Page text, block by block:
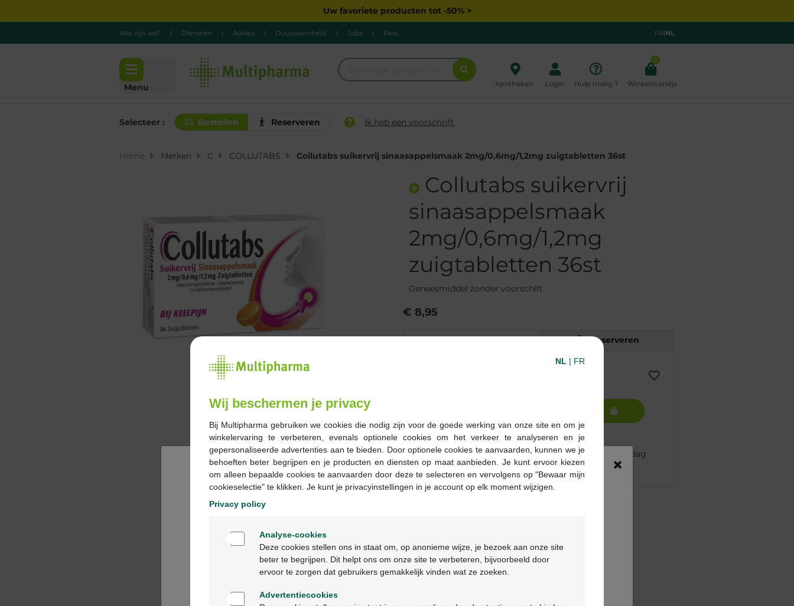
Uw favoriete producten tot -50% >
Wie zijn we? | Diensten | Advies | Duurzaamheid | Jobs | Pers FR|NL
Menu Apotheken Login Hulp nodig ?
0
Winkelmandje
Selecteer : Bestellen Reserveren Ik heb een voorschrift
Home Merken C COLLUTABS Collutabs suikervrij sinaasappelsmaak 2mg/0,6mg/1,2mg zuigtabletten 36st
Collutabs suikervrij
sinaasappelsmaak
2mg/0,6mg/1,2mg
zuigtabletten 36st
Geneesmiddel zonder voorschift
€ 8,95
Reserveren
In winkelmandje
Max. aantal = 3
Op werkdagen vóór 12u besteld, volgende werkdag
geleverd
×
Ga verder in het nederlands
NL | FR
Wij beschermen je privacy
Bij Multipharma gebruiken we cookies die nodig zijn voor de goede werking van onze site en om je
winkelervaring te verbeteren, evenals optionele cookies om het verkeer te analyseren en je
gepersonaliseerde advertenties aan te bieden. Door optionele cookies te aanvaarden, kunnen we je
behoeften beter begrijpen en je producten en diensten op maat aanbieden. Je kunt ervoor kiezen
om alleen bepaalde cookies te aanvaarden door deze te selecteren en vervolgens op "Bewaar mijn
cookieselectie" te klikken. Je kunt je privacyinstellingen in je account op elk moment wijzigen.
Privacy policy
Analyse-cookies
Deze cookies stellen ons in staat om, op anonieme wijze, je bezoek aan onze site
beter te begrijpen. Dit helpt ons om onze site te verbeteren, bijvoorbeeld door
ervoor te zorgen dat gebruikers gemakkelijk vinden wat ze zoeken.
Advertentiecookies